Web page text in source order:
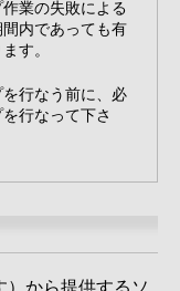
業の失敗による
内であっても有
す。
行なう前に、必
行なって下さ
）から提供するソ